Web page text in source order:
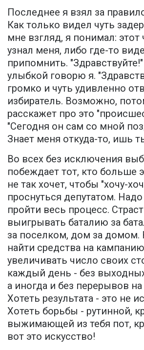
Последнее я взял за
Как только видел чуть
мне взгляд, я понимал: этот
узнал меня, либо где-то
припомнить.
улыбкой говорю я.
громко и чуть удивленно
избиратель. Возможно,
расскажет про это
"Сегодня он сам со мной
Знает меня откуда-то, ишь
Во всех без исключения
побеждает тот, кто больше
не так хочет, чтобы "хочу-
проснуться депутатом. Надо
пройти весь процесс.
выигрывать баталию за
за поселком, дом за домом.
найти средства на
увеличивать число своих
каждый день - без
а иногда и без перерывов
Хотеть результата - это не
Хотеть борьбы - рутинной,
выжимающей из тебя пот,
вот это искусство!